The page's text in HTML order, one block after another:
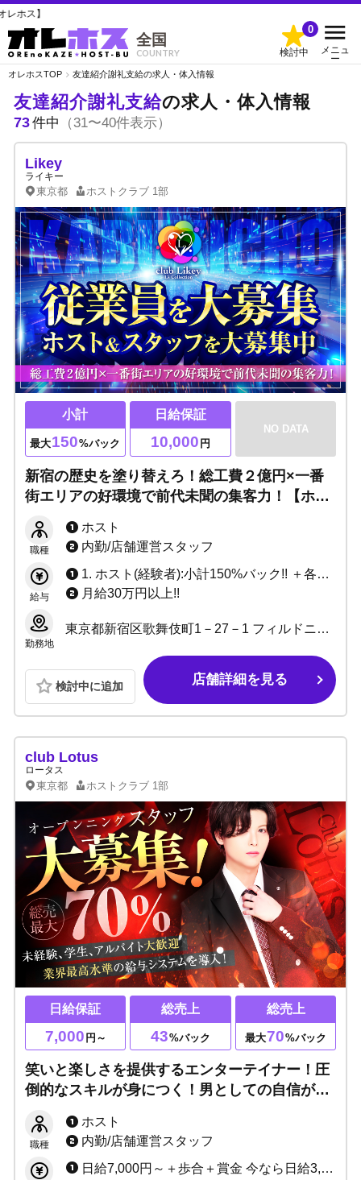
全国
COUNTRY 検討中
0
メニュ
ー
オレホスTOP 友達紹介謝礼支給の求人・体入情報
友達紹介謝礼支給の求人・体入情報
73件中 （31〜40件表示）
Likey
ライキー
東京都 ホストクラブ 1部
小計
最大150%バック
日給保証
10,000 円
NO DATA
新宿の歴史を塗り替えろ！総工費２億円×一番
街エリアの好環境で前代未聞の集客力！【ホス
きやすさを徹底追及！
職種
ホスト
内勤/店舗運営スタッフ
給与
1. ホスト(経験者):小計150%バック!! ＋各種賞金多数!! 2. ホスト(未経験):日給10,000円 ＋ 各種賞金多数!!
月給30万円以上!!
勤務地
東京都新宿区歌舞伎町1－27－1 フィルドニアビルB2 B3
検討中に追加 店舗詳細を見る
club Lotus
ロータス
東京都 ホストクラブ 1部
日給保証
7,000 円～
総売上
43%バック
総売上
最大70%バック
笑いと楽しさを提供するエンターテイナー！圧
倒的なスキルが身につく！男としての自信がつ
職種
ホスト
内勤/店舗運営スタッフ
日給7,000円～＋歩合＋賞金 今なら日給3,000円UP！